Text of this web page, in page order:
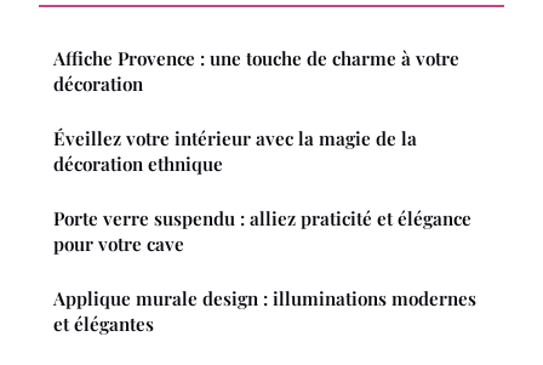
Affiche Provence : une touche de charme à votre
décoration
Éveillez votre intérieur avec la magie de la
décoration ethnique
Porte verre suspendu : alliez praticité et élégance
pour votre cave
Applique murale design : illuminations modernes
et élégantes